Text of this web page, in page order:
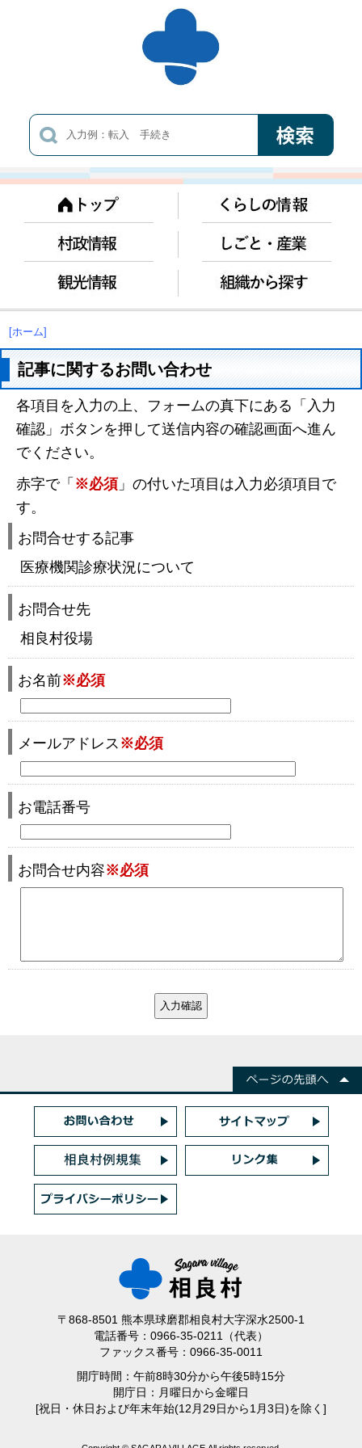
[ホーム]
記事に関するお問い合わせ
各項目を入力の上、フォームの真下にある「入力
確認」ボタンを押して送信内容の確認画面へ進ん
でください。
赤字で「 ※必須 」の付いた項目は入力必須項目で
す。
お問合せする記事
医療機関診療状況について
お問合せ先
相良村役場
お名前※必須
メールアドレス※必須
お電話番号
お問合せ内容※必須
〒868-8501 熊本県球磨郡相良村大字深水2500-1
電話番号：0966-35-0211（代表）
ファックス番号：0966-35-0011
開庁時間：午前8時30分から午後5時15分
開庁日：月曜日から金曜日
[祝日・休日および年末年始(12月29日から1月3日)を除く]